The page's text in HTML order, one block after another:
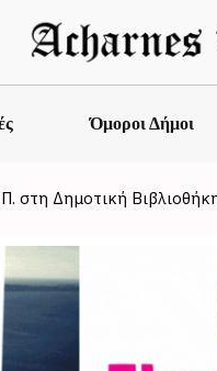
Όμοροι Δήμοι
στη Δημοτική